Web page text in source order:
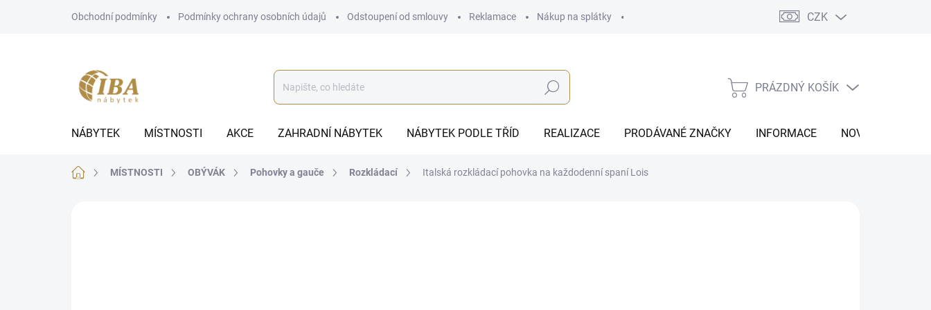
Obchodní podmínky Podmínky ochrany osobních údajů Odstoupení od smlouvy Reklamace Nákup na splátky Moje objednávka Náš příběh
CZK
Hledat
NÁKUPNÍ
PRÁZDNÝ KOŠÍK
NÁBYTEK MÍSTNOSTI AKCE ZAHRADNÍ NÁBYTEK NÁBYTEK PODLE TŘÍD REALIZACE PRODÁVANÉ ZNAČKY INFORMACE NOVINKY
Domů MÍSTNOSTI OBÝVÁK Pohovky a gauče Rozkládací Italská rozkládací pohovka na každodenní spaní Lois